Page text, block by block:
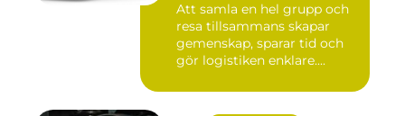
Att samla en hel grupp och
resa tillsammans skapar
gemenskap, sparar tid och
gör logistiken enklare....